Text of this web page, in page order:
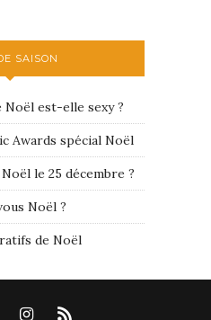
SAISON
est-elle sexy ?
Awards spécial Noël
le 25 décembre ?
Noël ?
de Noël